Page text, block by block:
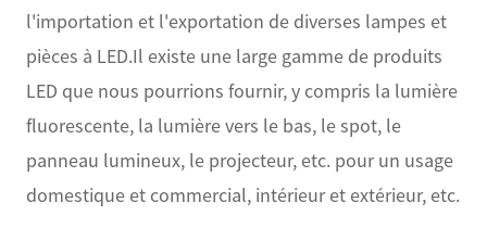
l'importation et l'exportation de diverses lampes et
pièces à LED.Il existe une large gamme de produits
LED que nous pourrions fournir, y compris la lumière
fluorescente, la lumière vers le bas, le spot, le
panneau lumineux, le projecteur, etc. pour un usage
domestique et commercial, intérieur et extérieur, etc.